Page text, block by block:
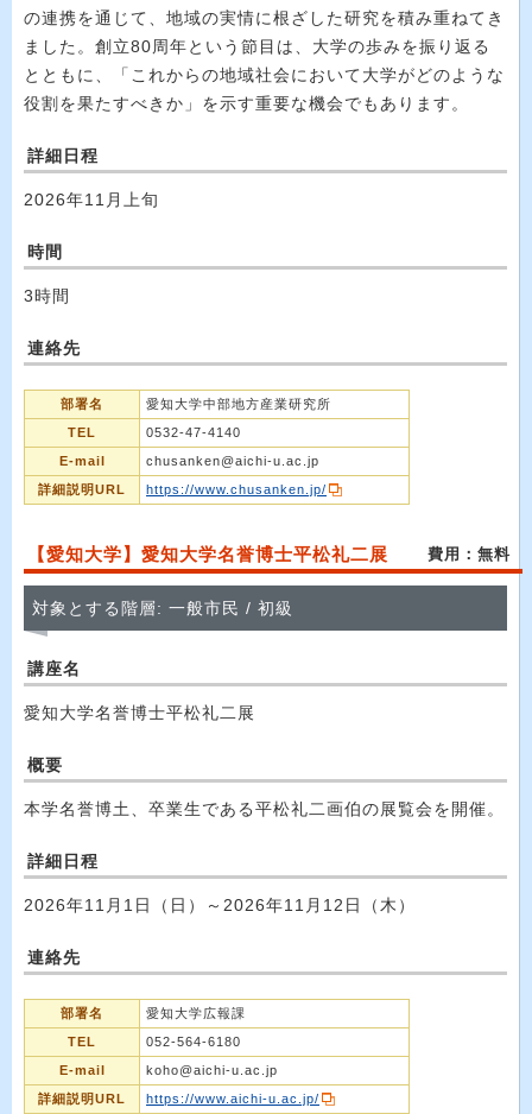
の連携を通じて、地域の実情に根ざした研究を積み重ねてき
ました。創立80周年という節目は、大学の歩みを振り返る
とともに、「これからの地域社会において大学がどのような
役割を果たすべきか」を示す重要な機会でもあります。
詳細日程
2026年11月上旬
時間
3時間
連絡先
部署名
愛知大学中部地方産業研究所
TEL
0532-47-4140
E-mail
chusanken@aichi-u.ac.jp
詳細説明URL
https://www.chusanken.jp/
【愛知大学】愛知大学名誉博士平松礼二展 費用：無料
対象とする階層: 一般市民 / 初級
講座名
愛知大学名誉博士平松礼二展
概要
本学名誉博土、卒業生である平松礼二画伯の展覧会を開催。
詳細日程
2026年11月1日（日）～2026年11月12日（木）
連絡先
部署名
愛知大学広報課
TEL
052-564-6180
E-mail
koho@aichi-u.ac.jp
詳細説明URL
https://www.aichi-u.ac.jp/